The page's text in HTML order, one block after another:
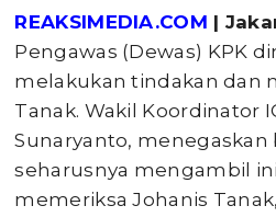
REAKSIMEDIA.COM |
Pengawas (Dewas) KPK
melakukan tindakan dan
Tanak. Wakil Koordinator
Sunaryanto, menegaskan
seharusnya mengambil
memeriksa Johanis